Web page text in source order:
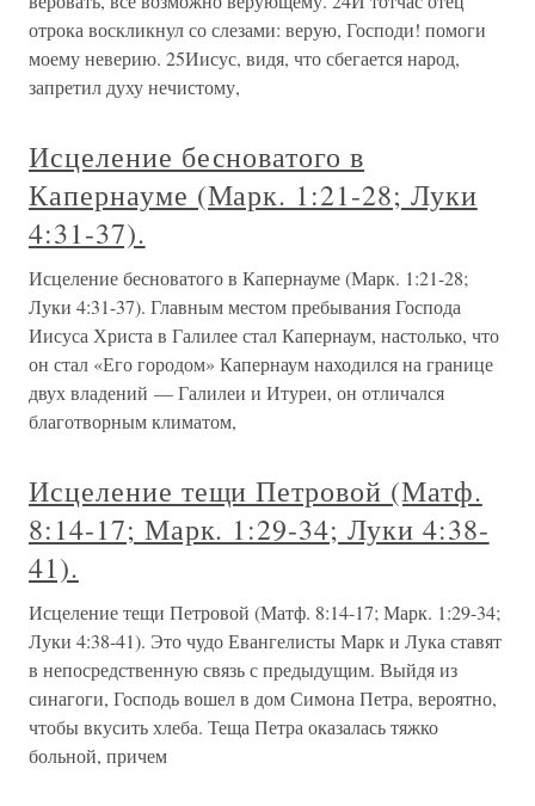
отрока воскликнул со слезами: верую, Господи! помоги
моему неверию. 25Иисус, видя, что сбегается народ,
запретил духу нечистому,
Исцеление бесноватого в
Капернауме (Марк. 1:21-28; Луки
4:31-37).
Исцеление бесноватого в Капернауме (Марк. 1:21-28;
Луки 4:31-37). Главным местом пребывания Господа
Иисуса Христа в Галилее стал Капернаум, настолько, что
он стал «Его городом» Капернаум находился на границе
двух владений — Галилеи и Итуреи, он отличался
благотворным климатом,
Исцеление тещи Петровой (Матф.
8:14-17; Марк. 1:29-34; Луки 4:38-
41).
Исцеление тещи Петровой (Матф. 8:14-17; Марк. 1:29-34;
Луки 4:38-41). Это чудо Евангелисты Марк и Лука ставят
в непосредственную связь с предыдущим. Выйдя из
синагоги, Господь вошел в дом Симона Петра, вероятно,
чтобы вкусить хлеба. Теща Петра оказалась тяжко
больной, причем